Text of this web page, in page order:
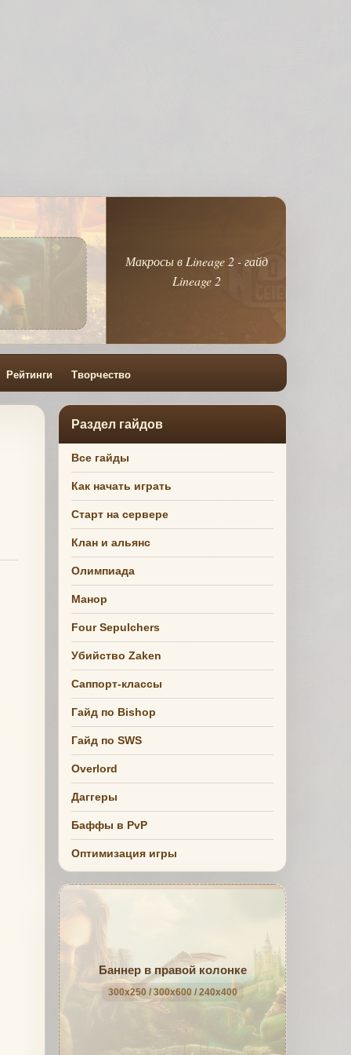
Макросы в Lineage 2 - гайд
Lineage 2
Рейтинги Творчество
Раздел гайдов
Все гайды
Как начать играть
Старт на сервере
Клан и альянс
Олимпиада
Манор
Four Sepulchers
Убийство Zaken
Саппорт-классы
Гайд по Bishop
Гайд по SWS
Overlord
Даггеры
Баффы в PvP
Оптимизация игры
Баннер в правой колонке
300x250 / 300x600 / 240x400